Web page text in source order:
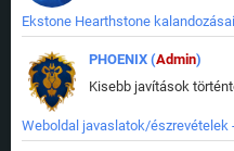
Ekstone Hearthstone
PHOENIX (Admin)
Kisebb javítások
Weboldal javaslatok/észrevételek